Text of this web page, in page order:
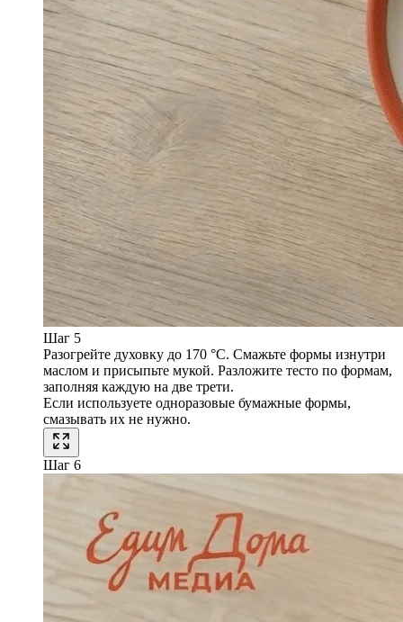
Шаг 5
Разогрейте духовку до 170 °C. Смажьте формы изнутри
маслом и присыпьте мукой. Разложите тесто по формам,
заполняя каждую на две трети.
Если используете одноразовые бумажные формы,
смазывать их не нужно.
Шаг 6